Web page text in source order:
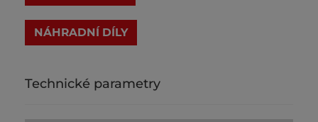
Technické parametry